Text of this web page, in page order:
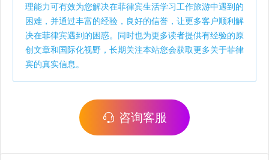
理能力可有效为您解决在菲律宾生活学习工作旅游中遇到的
困难，并通过丰富的经验，良好的信誉，让更多客户顺利解
决在菲律宾遇到的困惑。同时也为更多读者提供有经验的原
创文章和国际化视野，长期关注本站您会获取更多关于菲律
宾的真实信息。
咨询客服